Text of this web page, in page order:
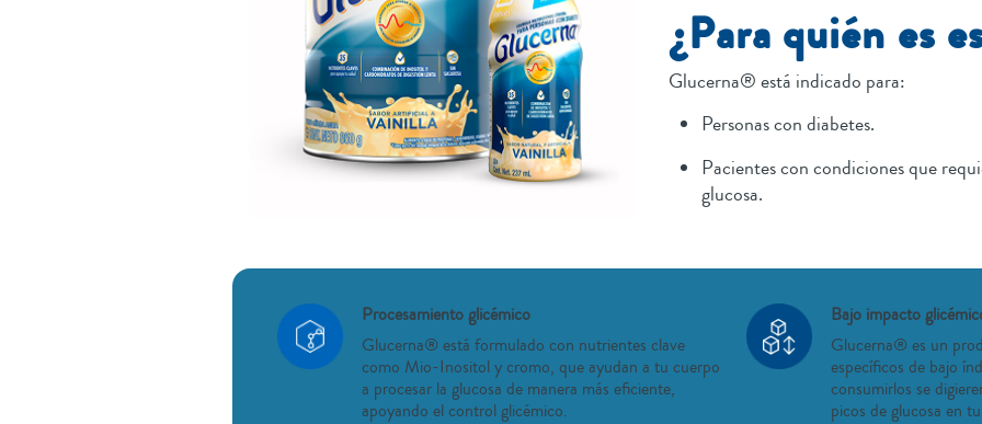
¿Para quién es
Glucerna® está indicado para:
Personas con diabetes.
Pacientes con condiciones que
glucosa.
Procesamiento glicémico
Glucerna® está formulado con nutrientes clave
como Mio-Inositol y cromo, que ayudan a tu cuerpo
a procesar la glucosa de manera más eficiente,
apoyando el control glicémico.
Bajo impacto
Glucerna® es un
específicos de bajo
consumirlos se
picos de glucosa en